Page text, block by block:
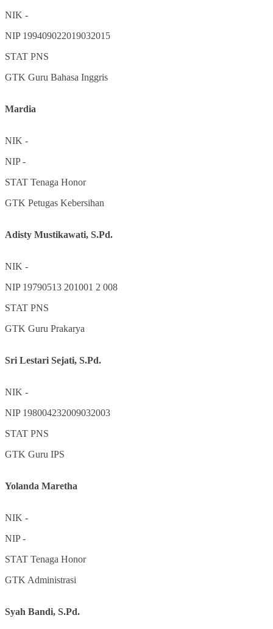
NIK -
NIP 199409022019032015
STAT PNS
GTK Guru Bahasa Inggris
Mardia
NIK -
NIP-
STAT Tenaga Honor
GTK Petugas Kebersihan
Adisty Mustikawati, S.Pd.
NIK -
NIP 19790513 201001 2 008
STAT PNS
GTK Guru Prakarya
Sri Lestari Sejati, S.Pd.
NIK -
NIP 198004232009032003
STAT PNS
GTK Guru IPS
Yolanda Maretha
NIK -
NIP-
STAT Tenaga Honor
GTK Administrasi
Syah Bandi, S.Pd.